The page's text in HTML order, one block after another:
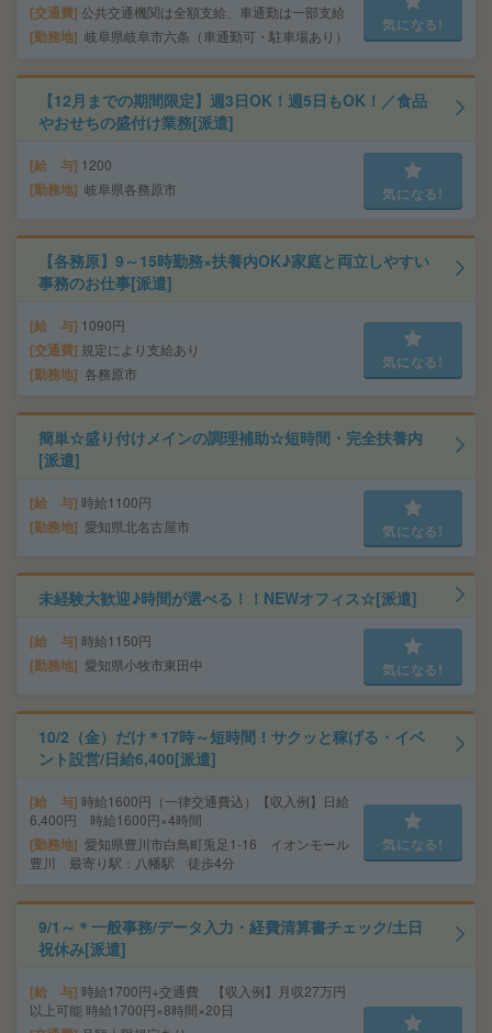
交通費 公共交通機関は全額支給、車通勤は一部支給
勤務地 岐阜県岐阜市六条（車通勤可・駐車場あり）
気になる!
【12月までの期間限定】週3日OK！週5日もOK！／食品
やおせちの盛付け業務[派遣]
給 与 1200
勤務地 岐阜県各務原市 気になる!
【各務原】9～15時勤務×扶養内OK♪家庭と両立しやすい
事務のお仕事[派遣]
給 与 1090円
交通費 規定により支給あり
勤務地 各務原市
気になる!
簡単☆盛り付けメインの調理補助☆短時間・完全扶養内
[派遣]
給 与 時給1100円
勤務地 愛知県北名古屋市 気になる!
未経験大歓迎♪時間が選べる！！NEWオフィス☆[派遣]
給 与 時給1150円
勤務地 愛知県小牧市東田中 気になる!
10/2（金）だけ＊17時～短時間！サクッと稼げる・イベ
ント設営/日給6,400[派遣]
給 与 時給1600円（一律交通費込）【収入例】日給
6,400円 時給1600円×4時間
勤務地 愛知県豊川市白鳥町兎足1-16 イオンモール
豊川 最寄り駅：八幡駅 徒歩4分
気になる!
9/1～＊一般事務/データ入力・経費清算書チェック/土日
祝休み[派遣]
給 与 時給1700円+交通費 【収入例】月収27万円
以上可能 時給1700円×8時間×20日